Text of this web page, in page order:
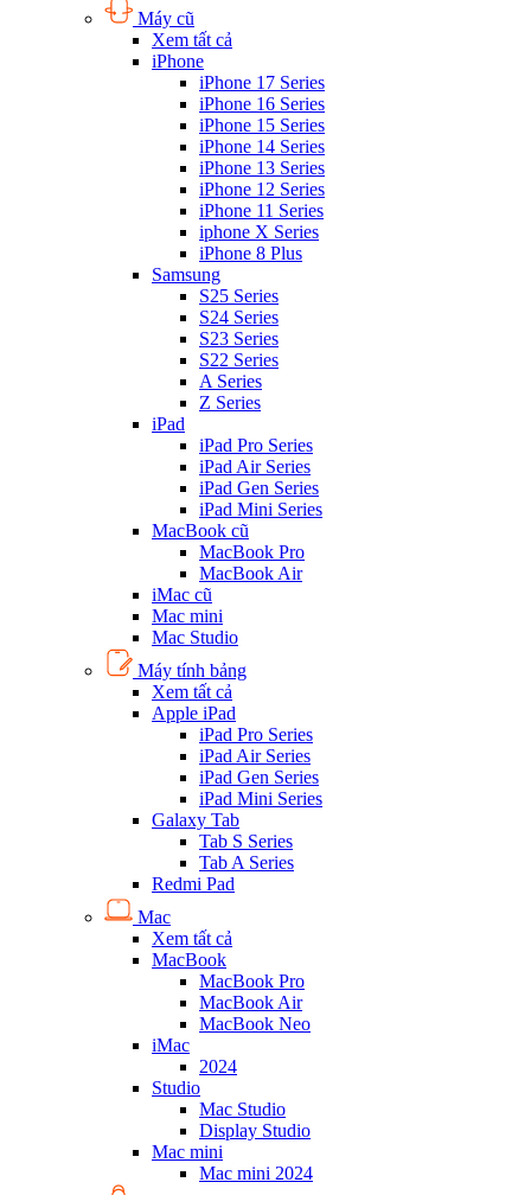
Máy cũ
Xem tất cả
iPhone
iPhone 17 Series
iPhone 16 Series
iPhone 15 Series
iPhone 14 Series
iPhone 13 Series
iPhone 12 Series
iPhone 11 Series
iphone X Series
iPhone 8 Plus
Samsung
S25 Series
S24 Series
S23 Series
S22 Series
A Series
Z Series
iPad
iPad Pro Series
iPad Air Series
iPad Gen Series
iPad Mini Series
MacBook cũ
MacBook Pro
MacBook Air
iMac cũ
Mac mini
Mac Studio
Máy tính bảng
Xem tất cả
Apple iPad
iPad Pro Series
iPad Air Series
iPad Gen Series
iPad Mini Series
Galaxy Tab
Tab S Series
Tab A Series
Redmi Pad
Mac
Xem tất cả
MacBook
MacBook Pro
MacBook Air
MacBook Neo
iMac
2024
Studio
Mac Studio
Display Studio
Mac mini
Mac mini 2024